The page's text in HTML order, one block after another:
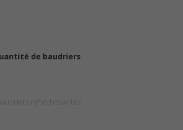
de baudriers
réfléchissantes